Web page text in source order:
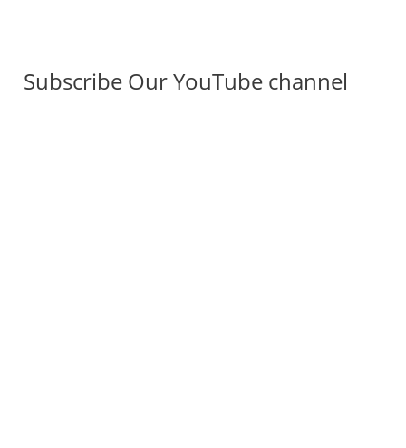
Subscribe Our YouTube channel